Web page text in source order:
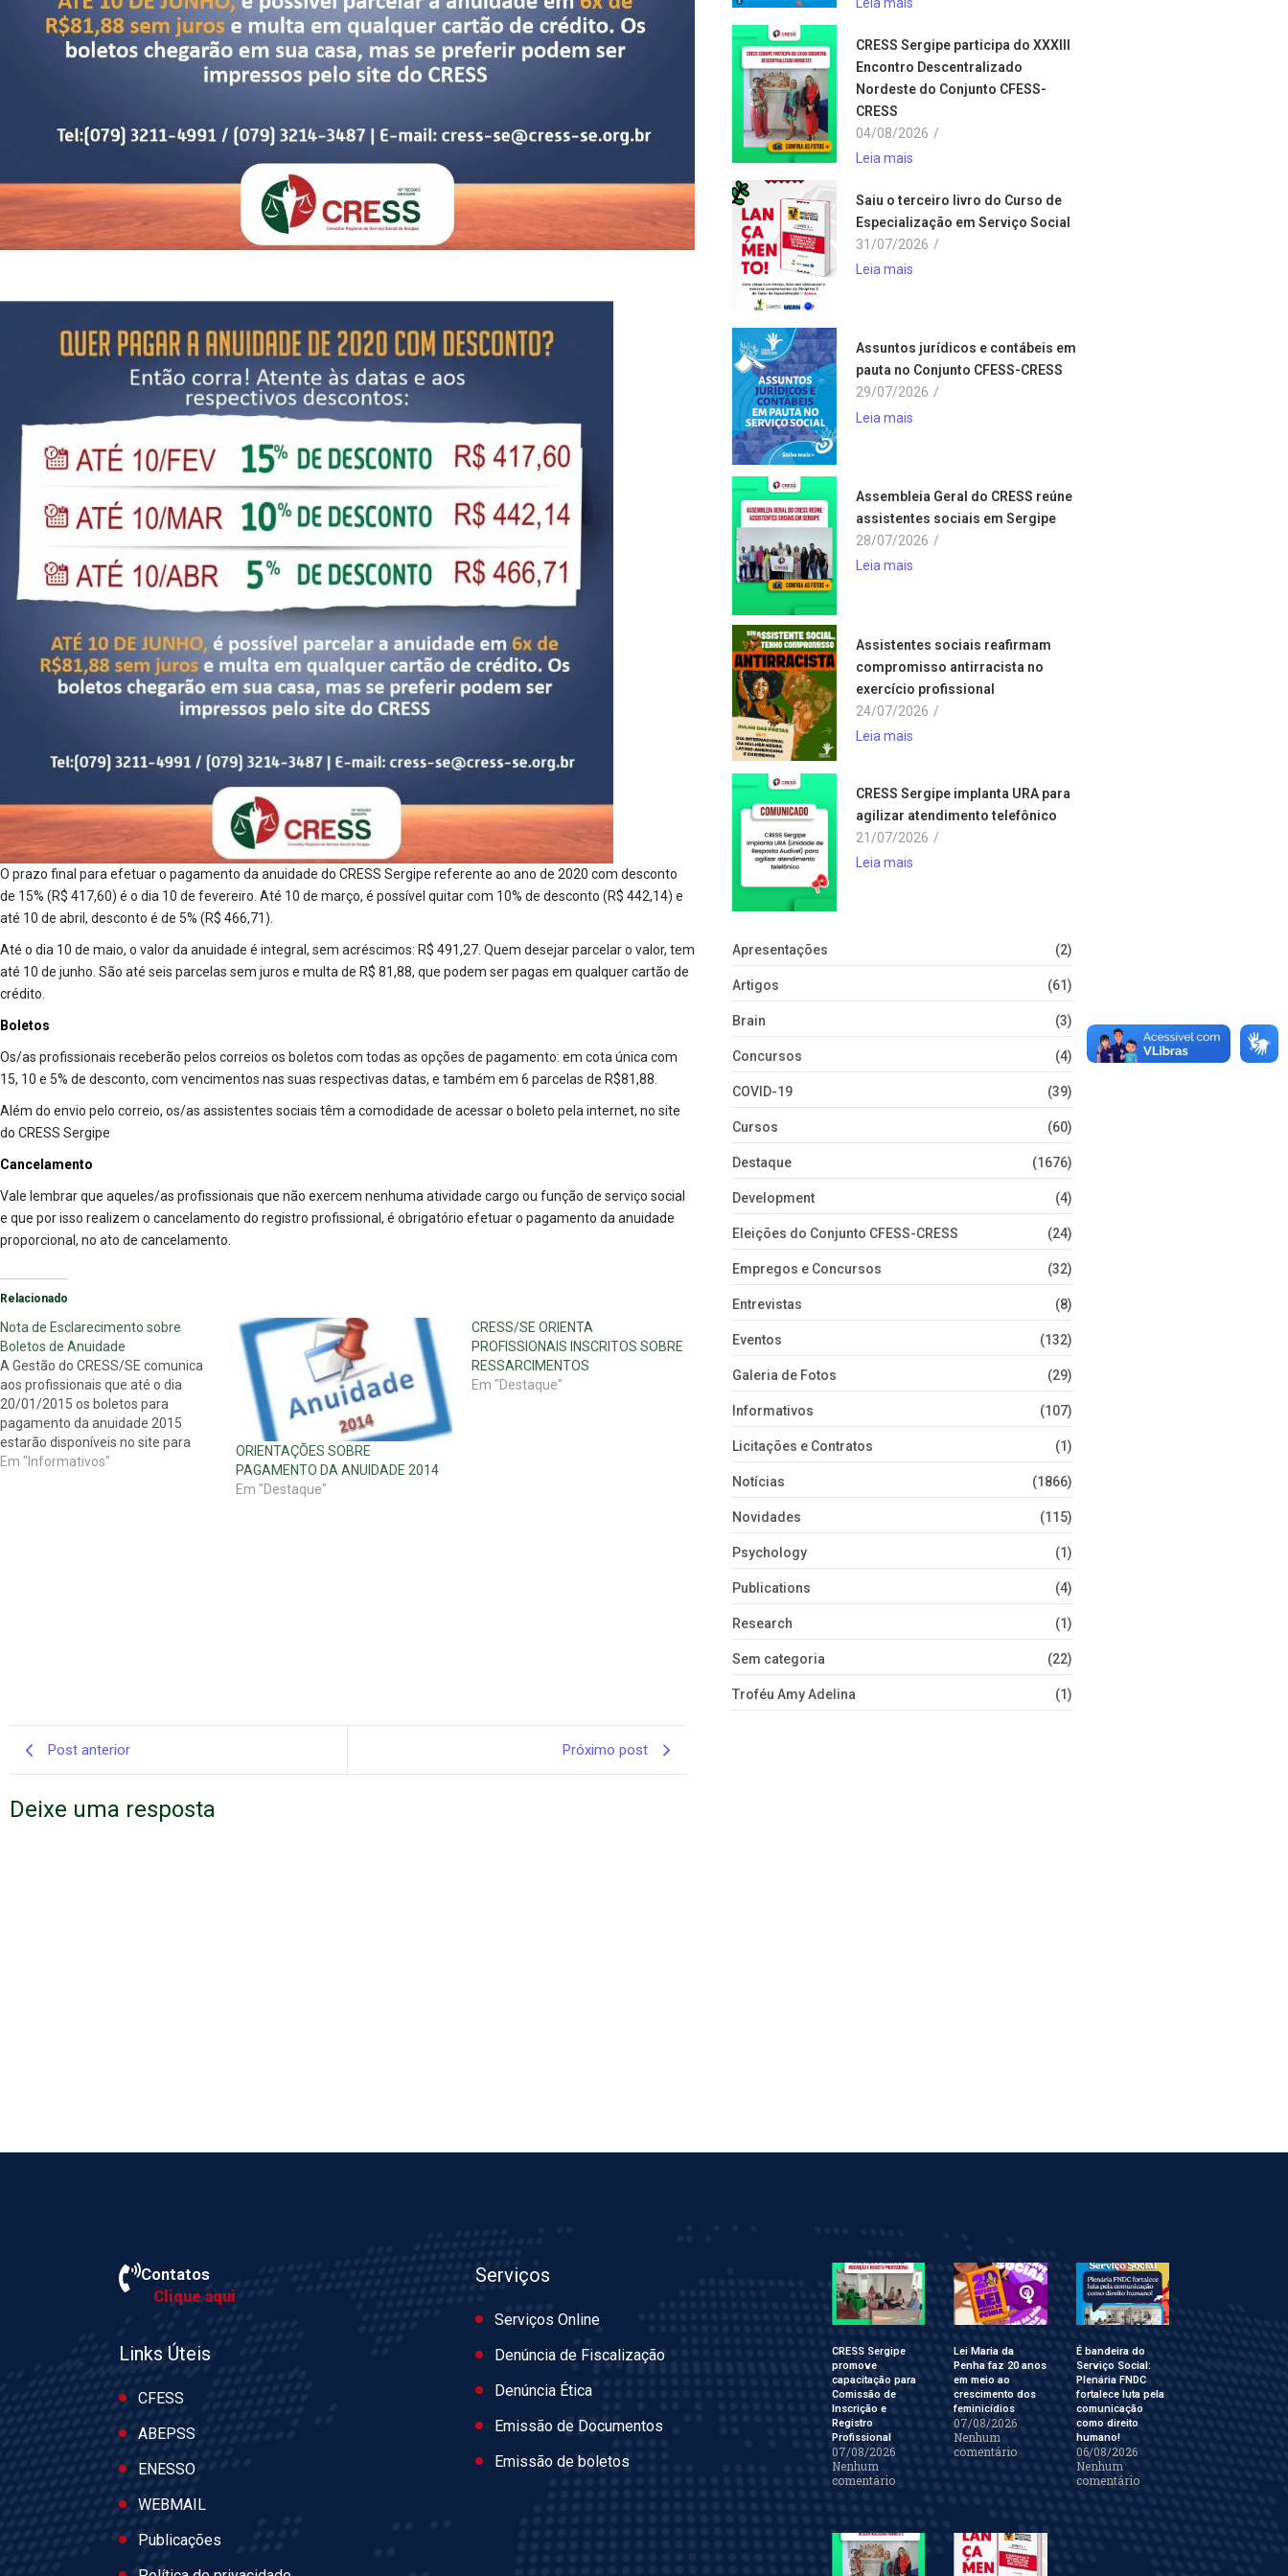
O prazo final para efetuar o pagamento da anuidade do CRESS Sergipe referente ao ano de 2020 com desconto
de 15% (R$ 417,60) é o dia 10 de fevereiro. Até 10 de março, é possível quitar com 10% de desconto (R$ 442,14) e
até 10 de abril, desconto é de 5% (R$ 466,71).
Até o dia 10 de maio, o valor da anuidade é integral, sem acréscimos: R$ 491,27. Quem desejar parcelar o valor, tem
até 10 de junho. São até seis parcelas sem juros e multa de R$ 81,88, que podem ser pagas em qualquer cartão de
crédito.
Boletos
Os/as profissionais receberão pelos correios os boletos com todas as opções de pagamento: em cota única com
15, 10 e 5% de desconto, com vencimentos nas suas respectivas datas, e também em 6 parcelas de R$81,88.
Além do envio pelo correio, os/as assistentes sociais têm a comodidade de acessar o boleto pela internet, no site
do CRESS Sergipe
Cancelamento
Vale lembrar que aqueles/as profissionais que não exercem nenhuma atividade cargo ou função de serviço social
e que por isso realizem o cancelamento do registro profissional, é obrigatório efetuar o pagamento da anuidade
proporcional, no ato de cancelamento.
Relacionado
Nota de Esclarecimento sobre
Boletos de Anuidade
A Gestão do CRESS/SE comunica
aos profissionais que até o dia
20/01/2015 os boletos para
pagamento da anuidade 2015
estarão disponíveis no site para
consulta e impressão. Tal prazo
Em "Informativos"
ORIENTAÇÕES SOBRE
PAGAMENTO DA ANUIDADE 2014
Em "Destaque"
CRESS/SE ORIENTA
PROFISSIONAIS INSCRITOS SOBRE
RESSARCIMENTOS
Em "Destaque"
CRESS Sergipe participa do XXXIII
Encontro Descentralizado
Nordeste do Conjunto CFESS-
CRESS
04/08/2026 /
Leia mais
Saiu o terceiro livro do Curso de
Especialização em Serviço Social
31/07/2026 /
Leia mais
Assuntos jurídicos e contábeis em
pauta no Conjunto CFESS-CRESS
29/07/2026 /
Leia mais
Assembleia Geral do CRESS reúne
assistentes sociais em Sergipe
28/07/2026 /
Leia mais
Assistentes sociais reafirmam
compromisso antirracista no
exercício profissional
24/07/2026 /
Leia mais
CRESS Sergipe implanta URA para
agilizar atendimento telefônico
21/07/2026 /
Leia mais
Apresentações (2)
Artigos (61)
Brain (3)
Concursos (4)
COVID-19 (39)
Cursos (60)
Destaque (1676)
Development (4)
Eleições do Conjunto CFESS-CRESS (24)
Empregos e Concursos (32)
Entrevistas (8)
Eventos (132)
Galeria de Fotos (29)
Informativos (107)
Licitações e Contratos (1)
Notícias (1866)
Novidades (115)
Psychology (1)
Publications (4)
Research (1)
Sem categoria (22)
Troféu Amy Adelina (1)
Post anterior Próximo post
Deixe uma resposta
Contatos
Clique aqui
Links Úteis
CFESS
ABEPSS
ENESSO
WEBMAIL
Publicações
Serviços
Serviços Online
Denúncia de Fiscalização
Denúncia Ética
Emissão de Documentos
Emissão de boletos
CRESS Sergipe
promove
capacitação para
Comissão de
Inscrição e
Registro
Profissional
07/08/2026
Nenhum
comentário
Lei Maria da
Penha faz 20 anos
em meio ao
crescimento dos
feminicídios
07/08/2026
Nenhum
comentário
É bandeira do
Serviço Social:
Plenária FNDC
fortalece luta pela
comunicação
como direito
humano!
06/08/2026
Nenhum
comentário